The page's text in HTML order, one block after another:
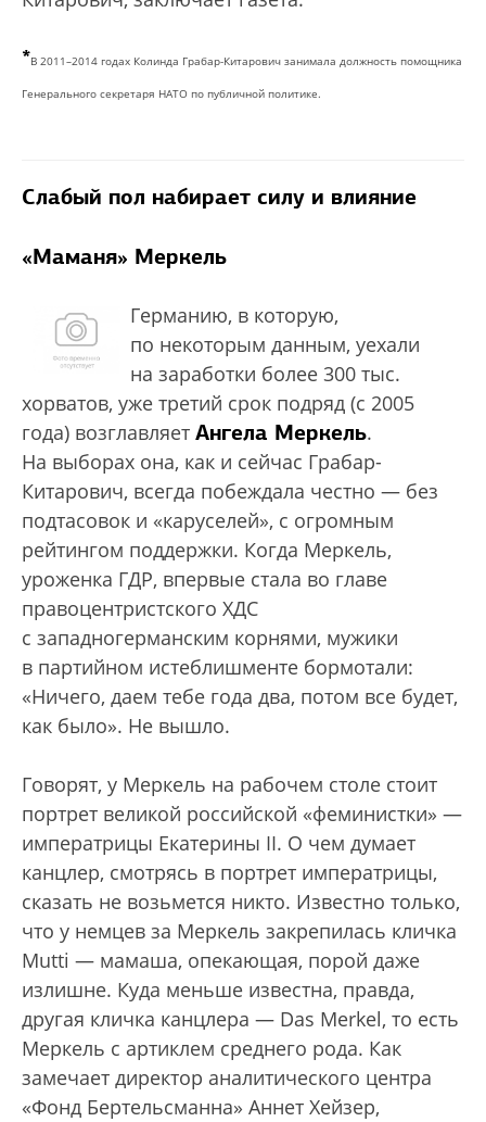
*В 2011–2014 годах Колинда Грабар-Китарович занимала должность помощника
Генерального секретаря НАТО по публичной политике.
Слабый пол набирает силу и влияние
«Маманя» Меркель
Германию, в которую,
по некоторым данным, уехали
на заработки более 300 тыс.
хорватов, уже третий срок подряд (с 2005
года) возглавляет Ангела Меркель.
На выборах она, как и сейчас Грабар-
Китарович, всегда побеждала честно — без
подтасовок и «каруселей», с огромным
рейтингом поддержки. Когда Меркель,
уроженка ГДР, впервые стала во главе
правоцентристского ХДС
с западногерманским корнями, мужики
в партийном истеблишменте бормотали:
«Ничего, даем тебе года два, потом все будет,
как было». Не вышло.
Говорят, у Меркель на рабочем столе стоит
портрет великой российской «феминистки» —
императрицы Екатерины II. О чем думает
канцлер, смотрясь в портрет императрицы,
сказать не возьмется никто. Известно только,
что у немцев за Меркель закрепилась кличка
Mutti — мамаша, опекающая, порой даже
излишне. Куда меньше известна, правда,
другая кличка канцлера — Das Merkel, то есть
Меркель с артиклем среднего рода. Как
замечает директор аналитического центра
«Фонд Бертельсманна» Аннет Хейзер,